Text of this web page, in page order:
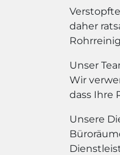
daher
Unser
Wir
dass Ihre
Unsere